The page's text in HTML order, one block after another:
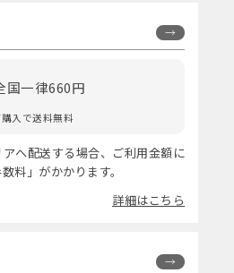
国一律660円
入で送料無料
へ配送する場合、ご利用金額に
料」がかかります。
詳細はこちら